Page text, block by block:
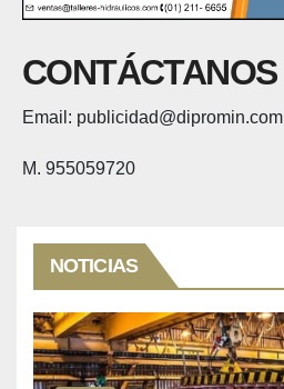
CONTÁCTANOS
Email: publicidad@dipromin.com
M. 955059720
NOTICIAS